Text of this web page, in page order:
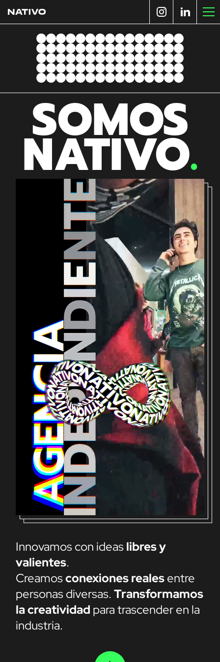
SOMOS
NATIVO.
Innovamos con ideaslibres y
valientes.
Creamosconexiones realesentre
personas diversas.Transformamos
la creatividad para trascender en la
industria.